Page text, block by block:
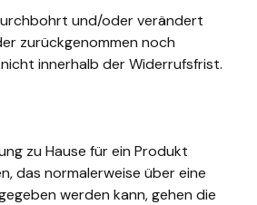
und/oder verändert
zurückgenommen noch
innerhalb der Widerrufsfrist.
zu Hause für ein Produkt
das normalerweise über eine
werden kann, gehen die